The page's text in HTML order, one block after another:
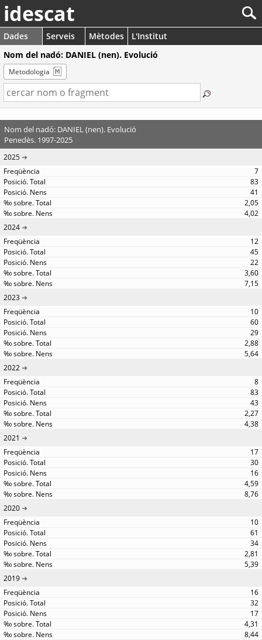
idescat
Dades Serveis Mètodes
L'Institut
Nom del nadó: DANIEL (nen). Evolució
Metodologia
Nom del nadó: DANIEL (nen). Evolució
Penedès. 1997-2025
2025
7
83
41
2,05
4,02
2024
12
45
22
3,60
7,15
2023
10
60
29
2,88
5,64
2022
8
83
43
2,27
4,38
2021
17
30
16
4,59
8,76
2020
10
61
34
2,81
5,39
2019
16
32
17
4,31
8,44